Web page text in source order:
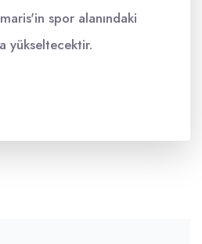
spor alanındaki
yükseltecektir.